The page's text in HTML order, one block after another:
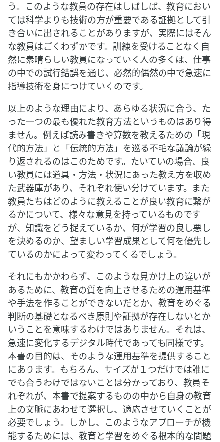
う。このような教員の存在はしばしば、教育におい
ては科学よりも技術の方が重要である証拠として引
き合いに出されることがありますが、実際にはそん
な教員はごくわずかです。訓練を受けることなく自
然に素晴らしい教員になっていく人の多くは、仕事
の中での試行錯誤を通じ、必然的偶然の中で急速に
指導技術を身につけていくのです。
以上のような理由により、あらゆる状況に合う、た
った一つの最も優れた教育方法というものはあり得
ません。例えば読み書きや算数を教えるための「現
代的方法」と「伝統的方法」を巡る不毛な議論が繰
り返されるのはこのためです。たいていの場合、良
い教員には道具・方法・状況にあった教え方を収め
た武器庫があり、それぞれ使い分けています。また
教員たちはどのように教えることが良い教育に繋が
るかについて、様々な意見を持っているものです
が、知識をどう捉えているか、何が学習の良し悪し
を決めるのか、望ましい学習成果として何を優先し
ているのかによって変わってくるでしょう。
それにもかかわらず、このような見かけ上の違いが
あるために、教育の質を向上させるための運用基準
や手法を作ることができないだとか、教育をめぐる
判断の基礎となるべき原則や証拠が存在しないとか
いうことを意味するわけではありません。それは、
急速に変化するデジタル時代であっても同様です。
本書の目的は、そのような運用基準を提供すること
にあります。もちろん、サイズが１つだけでは誰に
でも合うわけではないことは分かっており、教員そ
れぞれが、本書で提案するものの中から自身の教育
上の文脈にあわせて選択し、適応させていくことが
必要でしょう。しかし、このようなアプローチが機
能するためには、教育と学習をめぐる根本的な問題